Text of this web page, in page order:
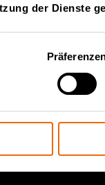
der Dienste
und